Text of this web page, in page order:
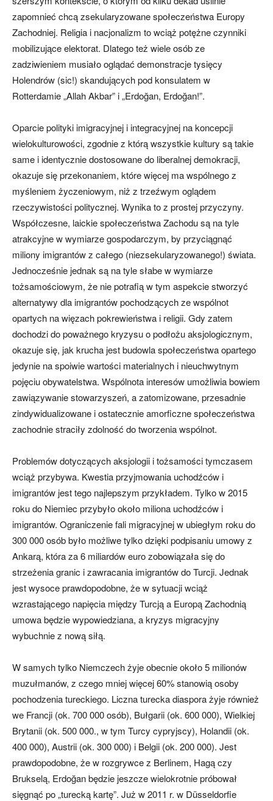
zapomnieć chcą zsekularyzowane społeczeństwa Europy
Zachodniej. Religia i nacjonalizm to wciąż potężne czynniki
mobilizujące elektorat. Dlatego też wiele osób ze
zadziwieniem musiało oglądać demonstracje tysięcy
Holendrów (sic!) skandujących pod konsulatem w
Rotterdamie „Allah Akbar” i „Erdoğan, Erdoğan!”.
Oparcie polityki imigracyjnej i integracyjnej na koncepcji
wielokulturowości, zgodnie z którą wszystkie kultury są takie
same i identycznie dostosowane do liberalnej demokracji,
okazuje się przekonaniem, które więcej ma wspólnego z
myśleniem życzeniowym, niż z trzeźwym oglądem
rzeczywistości politycznej. Wynika to z prostej przyczyny.
Współczesne, laickie społeczeństwa Zachodu są na tyle
atrakcyjne w wymiarze gospodarczym, by przyciągnąć
miliony imigrantów z całego (niezsekularyzowanego!) świata.
Jednocześnie jednak są na tyle słabe w wymiarze
tożsamościowym, że nie potrafią w tym aspekcie stworzyć
alternatywy dla imigrantów pochodzących ze wspólnot
opartych na więzach pokrewieństwa i religii. Gdy zatem
dochodzi do poważnego kryzysu o podłożu aksjologicznym,
okazuje się, jak krucha jest budowla społeczeństwa opartego
jedynie na spoiwie wartości materialnych i nieuchwytnym
pojęciu obywatelstwa. Wspólnota interesów umożliwia bowiem
zawiązywanie stowarzyszeń, a zatomizowane, przesadnie
zindywidualizowane i ostatecznie amorficzne społeczeństwa
zachodnie straciły zdolność do tworzenia wspólnot.
Problemów dotyczących aksjologii i tożsamości tymczasem
wciąż przybywa. Kwestia przyjmowania uchodźców i
imigrantów jest tego najlepszym przykładem. Tylko w 2015
roku do Niemiec przybyło około miliona uchodźców i
imigrantów. Ograniczenie fali migracyjnej w ubiegłym roku do
300 000 osób było możliwe tylko dzięki podpisaniu umowy z
Ankarą, która za 6 miliardów euro zobowiązała się do
strzeżenia granic i zawracania imigrantów do Turcji. Jednak
jest wysoce prawdopodobne, że w sytuacji wciąż
wzrastającego napięcia między Turcją a Europą Zachodnią
umowa będzie wypowiedziana, a kryzys migracyjny
wybuchnie z nową siłą.
W samych tylko Niemczech żyje obecnie około 5 milionów
muzułmanów, z czego mniej więcej 60% stanowią osoby
pochodzenia tureckiego. Liczna turecka diaspora żyje również
we Francji (ok. 700 000 osób), Bułgarii (ok. 600 000), Wielkiej
Brytanii (ok. 500 000., w tym Turcy cypryjscy), Holandii (ok.
400 000), Austrii (ok. 300 000) i Belgii (ok. 200 000). Jest
prawdopodobne, że w rozgrywce z Berlinem, Hagą czy
Brukselą, Erdoğan będzie jeszcze wielokrotnie próbował
sięgnąć po „turecką kartę”. Już w 2011 r. w Düsseldorfie